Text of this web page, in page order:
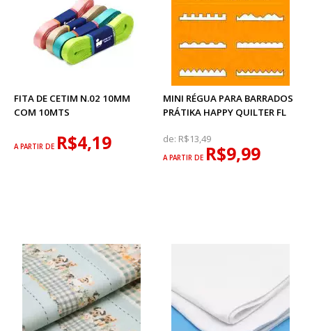
FITA DE CETIM N.02 10MM
COM 10MTS
A PARTIR DE R$4,19
MINI RÉGUA PARA BARRADOS
PRÁTIKA HAPPY QUILTER FL
de: R$13,49
A PARTIR DE R$9,99